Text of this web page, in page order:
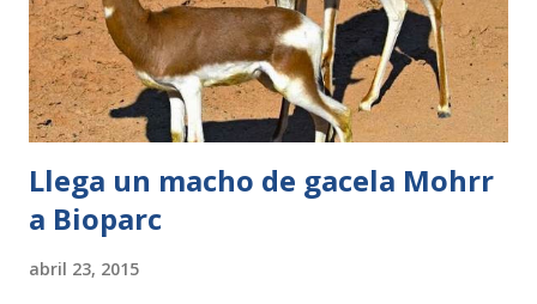
Del mismo modo, todas aquellas personas que compren a
través de la web las entradas para participar en las
actividades del parque (Mundo Zoorprendente, Chef Animal
y Desayuno o Meri...
Llega un macho de gacela Mohrr
a Bioparc
abril 23, 2015